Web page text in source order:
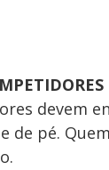
devem
de pé.